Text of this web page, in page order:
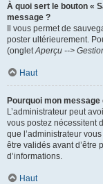
À quoi sert le bouton «
message ?
Il vous permet de
poster ultérieurement.
(ongletAperçu -->
Haut
Pourquoi mon
L’administrateur peut
vous postez nécessitent
que l’administrateur
être validés avant d’être
d’informations.
Haut